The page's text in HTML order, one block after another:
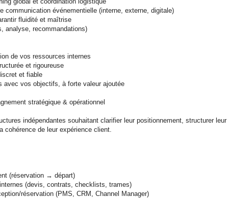
communication événementielle (interne, externe, digitale)
fluidité et maîtrise
analyse, recommandations)
de vos ressources internes
et rigoureuse
et fiable
avec vos objectifs, à forte valeur ajoutée
stratégique & opérationnel
indépendantes souhaitant clarifier leur positionnement, structurer leur
cohérence de leur expérience client.
(réservation → départ)
(devis, contrats, checklists, trames)
réservation (PMS, CRM, Channel Manager)